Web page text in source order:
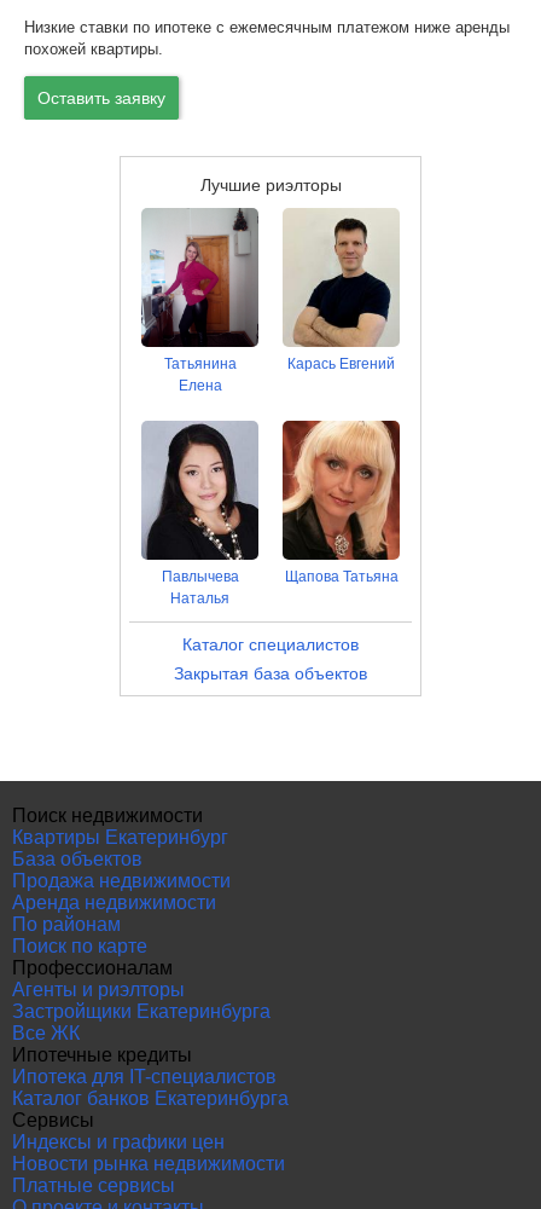
Низкие ставки по ипотеке с ежемесячным платежом ниже аренды
похожей квартиры.
Оставить заявку
Лучшие риэлторы
Татьянина
Елена
Карась Евгений
Павлычева
Наталья
Щапова Татьяна
Каталог специалистов
Закрытая база объектов
Поиск недвижимости
Квартиры Екатеринбург
База объектов
Продажа недвижимости
Аренда недвижимости
По районам
Поиск по карте
Профессионалам
Агенты и риэлторы
Застройщики Екатеринбурга
Все ЖК
Ипотечные кредиты
Ипотека для IT-специалистов
Каталог банков Екатеринбурга
Сервисы
Индексы и графики цен
Новости рынка недвижимости
Платные сервисы